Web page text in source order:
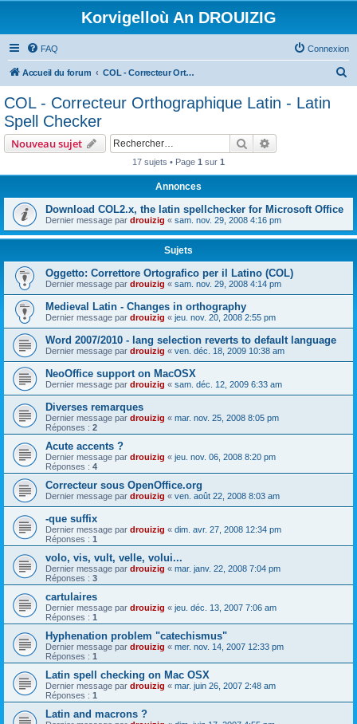
Korvigelloù An DROUIZIG
FAQ Connexion
Accueil du forum COL - Correcteur Orthographique Latin - Latin Spell Checker
COL - Correcteur Orthographique Latin - Latin
Spell Checker
Nouveau sujet Rechercher
17 sujets • Page 1 sur 1
Annonces
Download COL2.x, the latin spellchecker for Microsoft Office
Dernier message par drouizig « sam. nov. 29, 2008 4:16 pm
Sujets
Oggetto: Correttore Ortografico per il Latino (COL)
Dernier message par drouizig « sam. nov. 29, 2008 4:14 pm
Medieval Latin - Changes in orthography
Dernier message par drouizig « jeu. nov. 20, 2008 2:55 pm
Word 2007/2010 - lang selection reverts to default language
Dernier message par drouizig « ven. déc. 18, 2009 10:38 am
NeoOffice support on MacOSX
Dernier message par drouizig « sam. déc. 12, 2009 6:33 am
Diverses remarques
Dernier message par drouizig « mar. nov. 25, 2008 8:05 pm
Réponses : 2
Acute accents ?
Dernier message par drouizig « jeu. nov. 06, 2008 8:20 pm
Réponses : 4
Correcteur sous OpenOffice.org
Dernier message par drouizig « ven. août 22, 2008 8:03 am
-que suffix
Dernier message par drouizig « dim. avr. 27, 2008 12:34 pm
Réponses : 1
volo, vis, vult, velle, volui...
Dernier message par drouizig « mar. janv. 22, 2008 7:04 pm
Réponses : 3
cartulaires
Dernier message par drouizig « jeu. déc. 13, 2007 7:06 am
Réponses : 1
Hyphenation problem "catechismus"
Dernier message par drouizig « mer. nov. 14, 2007 12:33 pm
Réponses : 1
Latin spell checking on Mac OSX
Dernier message par drouizig « mar. juin 26, 2007 2:48 am
Réponses : 1
Latin and macrons ?